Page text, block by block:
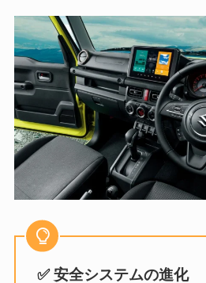
✅ 安全システムの進化